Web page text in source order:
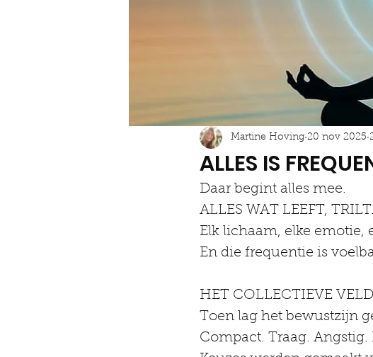
ALLES IS
Martine Hoving 20 nov 2025
Daar begint alles mee.
ALLES WAT LEEFT, TRILT.
Elk lichaam, elke emotie,
En die frequentie is
HET COLLECTIEVE
Toen lag het bewustzijn
Compact. Traag. Angstig.